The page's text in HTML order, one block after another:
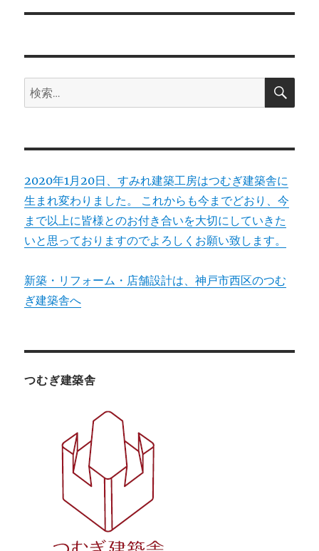
ー
ン
投
検
索:
検
2020年1月20日、すみれ建築工房はつむぎ建築舎に
生まれ変わりました。 これからも今までどおり、今
まで以上に皆様とのお付き合いを大切にしていきた
いと思っておりますのでよろしくお願い致します。
新築・リフォーム・店舗設計は、神戸市西区のつむ
ぎ建築舎へ
つむぎ建築舎